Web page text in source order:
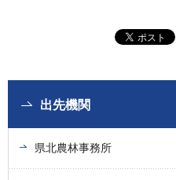
出先機関
県北農林事務所